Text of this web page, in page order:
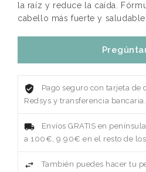
la raíz y reduce la caída.
cabello más fuerte y saludable.
Pago seguro con tarjeta
Redsys y transferencia bancaria.
Envíos GRATIS en
a 100€, 9.90€ en el resto de los
También puedes hacer tu